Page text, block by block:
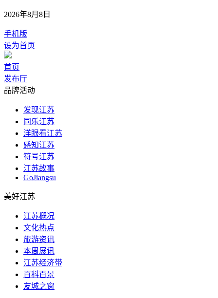
2026年8月8日
手机版
设为首页
首页
发布厅
品牌活动
发现江苏
同乐江苏
洋眼看江苏
感知江苏
符号江苏
江苏故事
GoJiangsu
美好江苏
江苏概况
文化热点
旅游资讯
本周展讯
江苏经济带
百科百景
友城之窗